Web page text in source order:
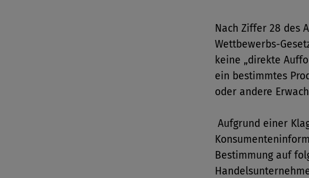
Nach Ziffer 28 des
Wettbewerbs-
keine „direkte
ein bestimmtes
oder andere
Aufgrund einer
Bestimmung auf